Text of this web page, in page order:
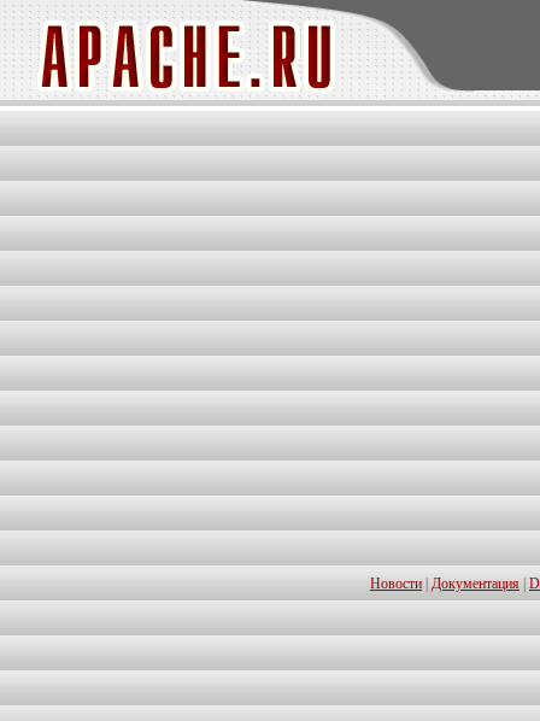
Новости Документация